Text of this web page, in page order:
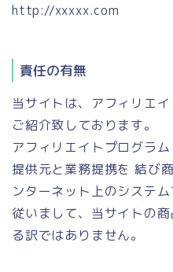
http://xxxxx.com
責任の有無
当サイトは、アフィリエ
ご紹介致しております。
アフィリエイトプログラ
提供元と業務提携を 結び
ンターネット上のシステム
従いまして、当サイトの
る訳ではありません。